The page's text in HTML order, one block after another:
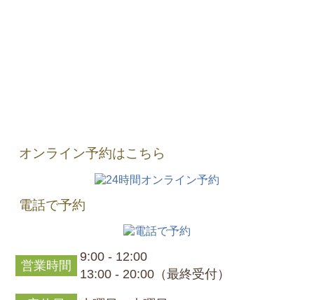
オンライン予約はこちら
電話で予約
営業時間
9:00 - 12:00
13:00 - 20:00（最終受付）